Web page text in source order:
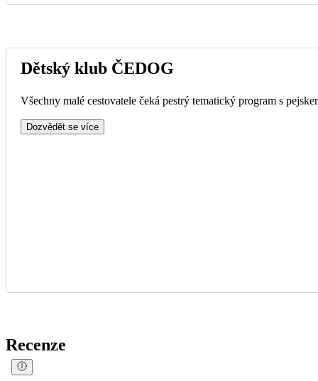
Dětský klub ČEDOG
Všechny malé cestovatele čeká pestrý tematický program s
Dozvědět se více
Recenze